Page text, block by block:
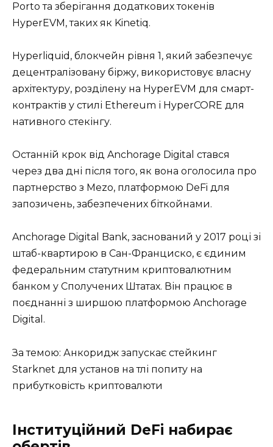
Porto та зберігання додаткових токенів
HyperEVM, таких як Kinetiq.
Hyperliquid, блокчейн рівня 1, який забезпечує
децентралізовану біржу, використовує власну
архітектуру, розділену на HyperEVM для смарт-
контрактів у стилі Ethereum і HyperCORE для
нативного стекінгу.
Останній крок від Anchorage Digital стався
через два дні після того, як вона оголосила про
партнерство з Mezo, платформою DeFi для
запозичень, забезпечених біткойнами.
Anchorage Digital Bank, заснований у 2017 році зі
штаб-квартирою в Сан-Франциско, є єдиним
федеральним статутним криптовалютним
банком у Сполучених Штатах. Він працює в
поєднанні з ширшою платформою Anchorage
Digital.
За темою: Анкоридж запускає стейкинг
Starknet для установ на тлі попиту на
прибутковість криптовалюти
Інституційний DeFi набирає